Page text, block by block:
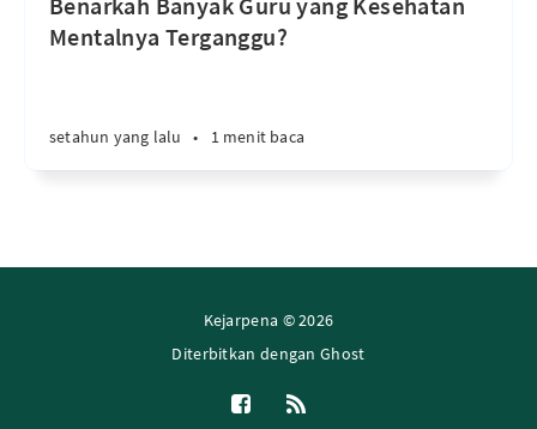
Mentalnya Terganggu?
setahun yang lalu • 1 menit baca
Kejarpena © 2026
Diterbitkan denganGhost